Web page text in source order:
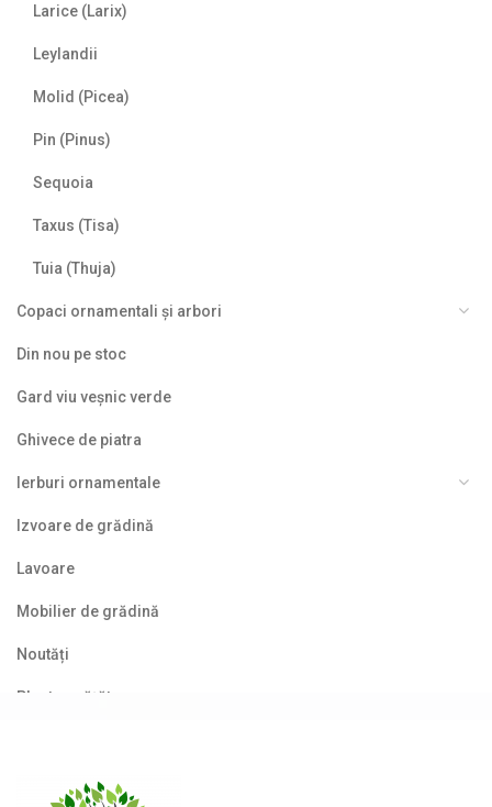
Larice (Larix)
Leylandii
Molid (Picea)
Pin (Pinus)
Sequoia
Taxus (Tisa)
Tuia (Thuja)
Copaci ornamentali și arbori
Din nou pe stoc
Gard viu veșnic verde
Ghivece de piatra
Ierburi ornamentale
Izvoare de grădină
Lavoare
Mobilier de grădină
Noutăți
Plante agățătoare
Plante cu bobițe